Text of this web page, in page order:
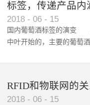
标签，传递产品内
2018 - 06 - 15
国内葡萄酒标签的演变
中叶开始的，主要的葡萄
RFID和物联网的
2018 - 06 - 15